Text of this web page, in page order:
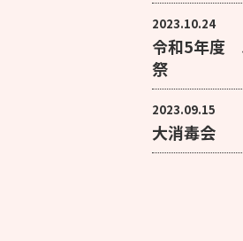
2023.10.24
令和5年度
祭
2023.09.15
大消毒会